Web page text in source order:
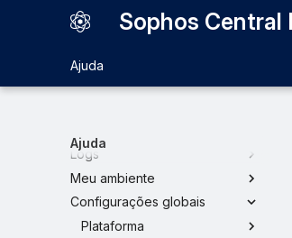
Sophos Central
Ajuda
Ajuda
Sophos Central Enterprise
Logs
Meu ambiente
Configurações globais
Plataforma